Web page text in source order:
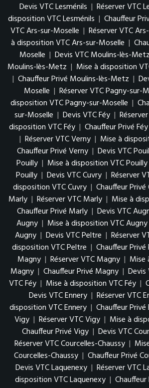
Devis VTC Lesménils | Réserver VTC
disposition VTC Lesménils | Chauffeur
VTC Ars-sur-Moselle | Réserver VTC
à disposition VTC Ars-sur-Moselle |
Moselle | Devis VTC Moulins-lès-Metz
Moulins-lès-Metz | Mise à disposition
| Chauffeur Privé Moulins-lès-Metz |
Moselle | Réserver VTC Pagny-sur-
disposition VTC Pagny-sur-Moselle |
sur-Moselle | Devis VTC Féy |
disposition VTC Féy | Chauffeur Privé Féy
| Réserver VTC Verny | Mise à
Chauffeur Privé Verny | Devis VTC
Pouilly | Mise à disposition VTC Pouilly
Pouilly | Devis VTC Cuvry | Réserver
disposition VTC Cuvry | Chauffeur Privé
Marly | Réserver VTC Marly | Mise à
Chauffeur Privé Marly | Devis VTC
Augny | Mise à disposition VTC Augny
Augny | Devis VTC Peltre | Réserver
disposition VTC Peltre | Chauffeur
Magny | Réserver VTC Magny | Mise
Magny | Chauffeur Privé Magny | Devis
VTC Féy | Mise à disposition VTC Féy |
Devis VTC Ennery | Réserver VTC
disposition VTC Ennery | Chauffeur Privé
Vigy | Réserver VTC Vigy | Mise à
Chauffeur Privé Vigy | Devis VTC
Réserver VTC Courcelles-Chaussy |
Courcelles-Chaussy | Chauffeur Privé
Devis VTC Laquenexy | Réserver VTC
disposition VTC Laquenexy |